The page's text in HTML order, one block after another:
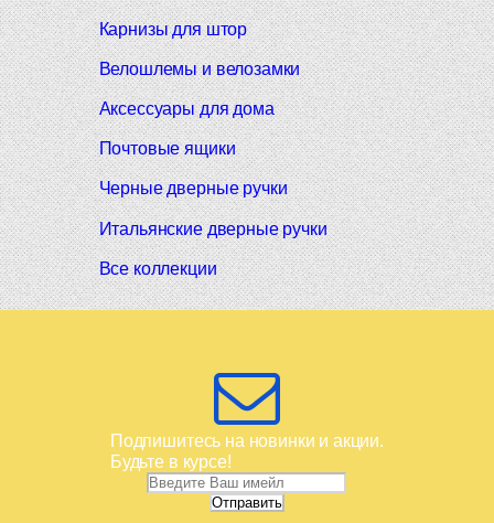
Карнизы для штор
Велошлемы и велозамки
Аксессуары для дома
Почтовые ящики
Черные дверные ручки
Итальянские дверные ручки
Все коллекции
Подпишитесь на новинки и акции.
Будьте в курсе!